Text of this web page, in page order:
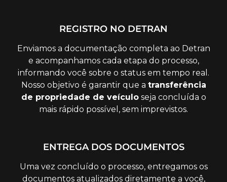
REGISTRO NO DETRAN
Enviamos a documentação completa ao Detran
e acompanhamos cada etapa do processo,
informando você sobre o status em tempo real.
Nosso objetivo é garantir que a transferência
de propriedade de veículoseja concluída o
mais rápido possível, sem imprevistos.
ENTREGA DOS DOCUMENTOS
Uma vez concluído o processo, entregamos os
documentos atualizados diretamente a você,